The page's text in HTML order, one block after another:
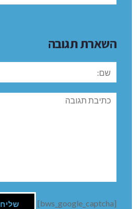
השארת תגובה
תגובה
[bws_google_captcha]